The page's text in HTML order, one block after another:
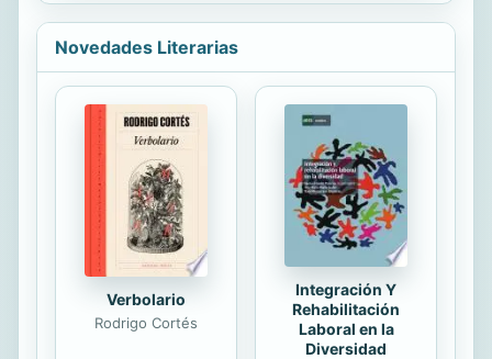
pertinencia de una reforma de la
M xico son s lo algunos aspectos del
trabajo de Sierra analizados en este
Novedades Literarias
Verbolario
Rodrigo Cortés
Integración Y
Rehabilitación
Laboral en la
Diversidad